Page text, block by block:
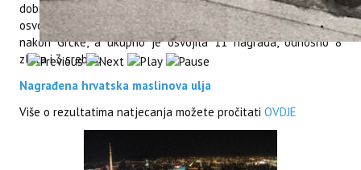
dobila Italija, zatim Španjolska, SAD, Portugal i Grčka. Po
osvojenim nagradama, Republika Hrvatska je šesta po redu,
nakon Grčke, a ukupno je osvojila 11 nagrada, odnosno 8
zlata i 3 srebra.
Nagrađena hrvatska maslinova ulja
Više o rezultatima natjecanja možete pročitati OVDJE